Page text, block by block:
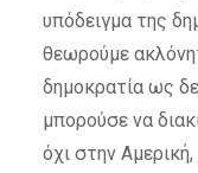
υπόδειγμα της
θεωρούμε
δημοκρατία ως
μπορούσε να
όχι στην Αμερική,